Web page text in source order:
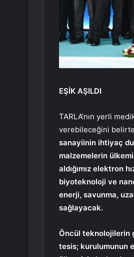
EŞİK AŞILDI
TARLA’nın yerli
verebileceğini
sanayiinin ihtiyaç
malzemelerin
aldığımız elektron
biyoteknoloji ve
enerji, savunma,
sağlayacak.
Öncül teknolojilerin
tesis; kurulumunun